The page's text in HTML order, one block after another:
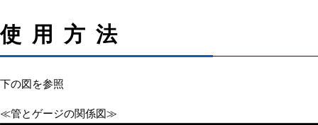
使用方法
下の図を参照
≪管とゲージの関係図≫